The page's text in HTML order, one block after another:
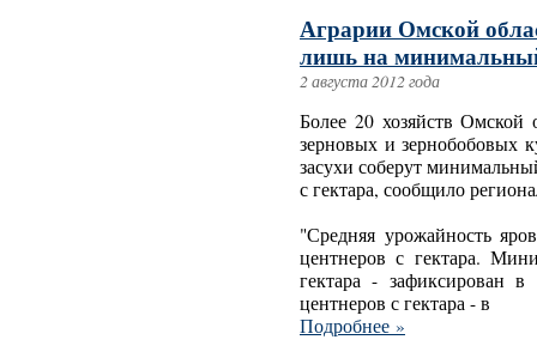
Аграрии Омской
лишь на
2 августа 2012 года
Более 20 хозяйств Омской
зерновых и зернобобовых
засухи соберут
с гектара, сообщило
"Средняя урожайность
центнеров с гектара.
гектара - зафиксирован
центнеров с гектара - в
Подробнее »